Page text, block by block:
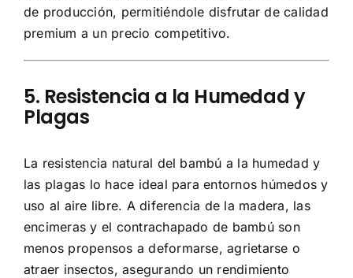
de producción, permitiéndole disfrutar de calidad
premium a un precio competitivo.
5. Resistencia a la Humedad y
Plagas
La resistencia natural del bambú a la humedad y
las plagas lo hace ideal para entornos húmedos y
uso al aire libre. A diferencia de la madera, las
encimeras y el contrachapado de bambú son
menos propensos a deformarse, agrietarse o
atraer insectos, asegurando un rendimiento